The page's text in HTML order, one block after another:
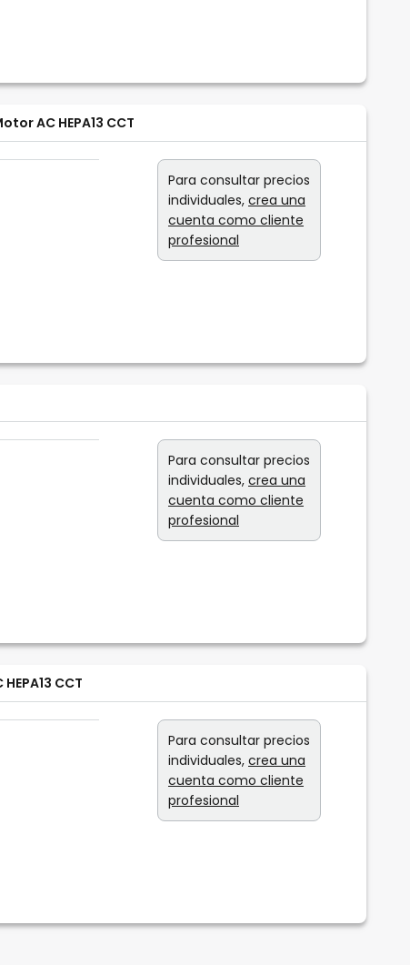
AC HEPA13 CCT
Para consultar precios
individuales, crea una
cuenta como cliente
profesional
Para consultar precios
individuales, crea una
cuenta como cliente
profesional
CCT
Para consultar precios
individuales, crea una
cuenta como cliente
profesional